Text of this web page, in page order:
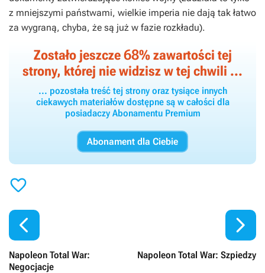
z mniejszymi państwami, wielkie imperia nie dają tak łatwo
za wygraną, chyba, że są już w fazie rozkładu).
Zostało jeszcze68% zawartości tej
strony, której nie widzisz w tej chwili ...
... pozostała treść tej strony oraz tysiące innych
ciekawych materiałów dostępne są w całości dla
posiadaczy Abonamentu Premium
Abonament dla Ciebie


Napoleon Total War:
Negocjacje
Napoleon Total War: Szpiedzy
